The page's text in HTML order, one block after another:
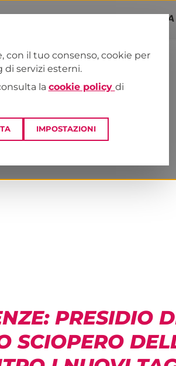
PROGRAMMA
DAI TERRITORI
PRESIDIO
SCIOPERO
con il tuo consenso, cookie per
servizi esterni.
la cookie policy di
IMPOSTAZIONI